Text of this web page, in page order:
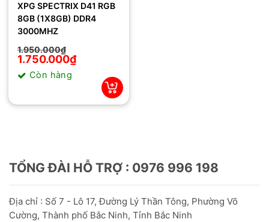
XPG SPECTRIX D41 RGB
8GB (1X8GB) DDR4
3000MHZ
1.950.000₫
Giá
gốc
là:
1.950.000₫.
1.750.000₫
Giá
hiện
tại
là: Còn hàng
TỔNG ĐÀI HỖ TRỢ : 0976 996 198
Địa chỉ : Số 7 - Lô 17, Đường Lý Thần Tông, Phường Võ
Cường, Thành phố Bắc Ninh, Tỉnh Bắc Ninh